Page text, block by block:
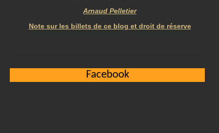
Arnaud Pelletier
Note sur les billets de ce blog et droit de réserve
Facebook